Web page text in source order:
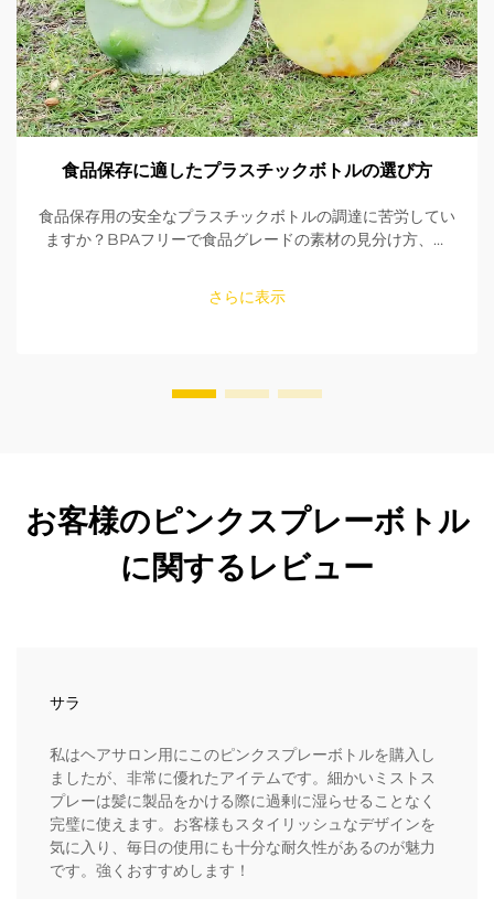
食品保存に適したプラスチックボトルの選び方
食品保存用の安全なプラスチックボトルの調達に苦労してい
ますか？BPAフリーで食品グレードの素材の見分け方、シ
FDAおよびEU規格への適合性を確保してください。今すぐ
読む。
さらに表示
お客様のピンクスプレーボトル
に関するレビュー
サラ
私はヘアサロン用にこのピンクスプレーボトルを購入し
ましたが、非常に優れたアイテムです。細かいミストス
プレーは髪に製品をかける際に過剰に湿らせることなく
完璧に使えます。お客様もスタイリッシュなデザインを
気に入り、毎日の使用にも十分な耐久性があるのが魅力
です。強くおすすめします！